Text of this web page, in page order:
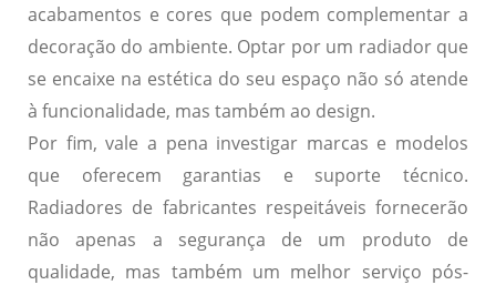
acabamentos e cores que podem complementar a
decoração do ambiente. Optar por um radiador que
se encaixe na estética do seu espaço não só atende
à funcionalidade, mas também ao design.
Por fim, vale a pena investigar marcas e modelos
que oferecem garantias e suporte técnico.
Radiadores de fabricantes respeitáveis fornecerão
não apenas a segurança de um produto de
qualidade, mas também um melhor serviço pós-